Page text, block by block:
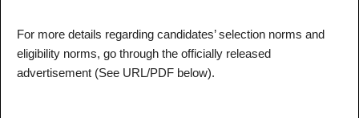
For more details regarding candidates’ selection norms and
eligibility norms, go through the officially released
advertisement (See URL/PDF below).